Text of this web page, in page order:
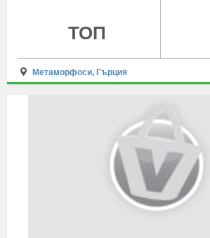
ТОП
Метаморфоси, Гърция